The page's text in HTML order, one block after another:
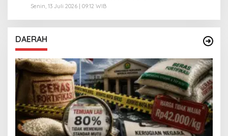
Senin, 13 Juli 2026 | 09:12 WIB
DAERAH